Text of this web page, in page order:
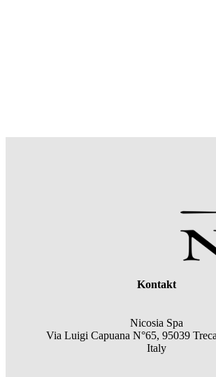
Kontakt
Nicosia Spa
Via Luigi Capuana N°65, 95039
Italy